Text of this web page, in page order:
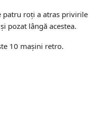
patru roţi a atras privirile
pozat lângă acestea.
10 mașini retro.